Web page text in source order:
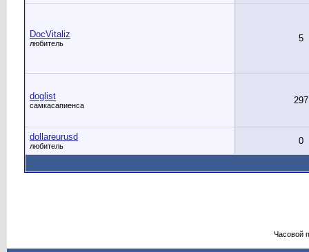
DocVitaliz
любитель 5
doglist
самкасапиенса 297
dollareurusd
любитель 0
Часовой